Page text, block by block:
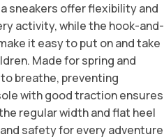
sneakers offer flexibility and
activity, while the hook-and-
it easy to put on and take
Made for spring and
breathe, preventing
with good traction ensures
regular width and flat heel
safety for every adventure